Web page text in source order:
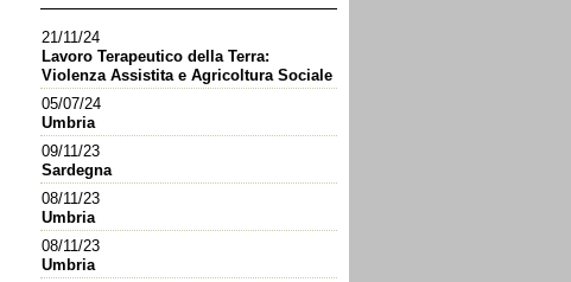
21/11/24
Lavoro Terapeutico della Terra:
Violenza Assistita e Agricoltura Sociale
05/07/24
Umbria
09/11/23
Sardegna
08/11/23
Umbria
08/11/23
Umbria